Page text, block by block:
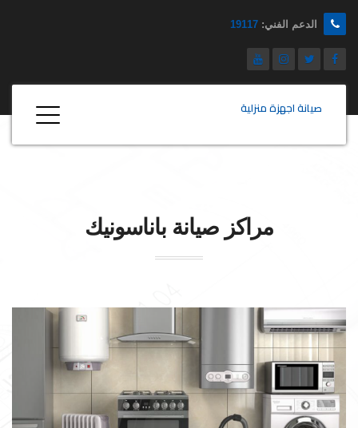
الدعم الفني: 19117
صيانة اجهزة منزلية
مراكز صيانة باناسونيك